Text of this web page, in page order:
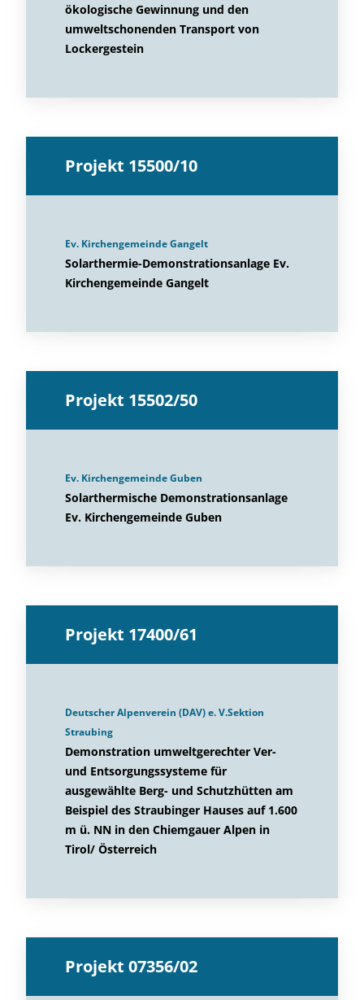
ökologische Gewinnung und den
umweltschonenden Transport von
Lockergestein
Projekt 15500/10
Ev. Kirchengemeinde Gangelt
Solarthermie-Demonstrationsanlage Ev.
Kirchengemeinde Gangelt
Projekt 15502/50
Ev. Kirchengemeinde Guben
Solarthermische Demonstrationsanlage
Ev. Kirchengemeinde Guben
Projekt 17400/61
Deutscher Alpenverein (DAV) e. V.Sektion
Straubing
Demonstration umweltgerechter Ver-
und Entsorgungssysteme für
ausgewählte Berg- und Schutzhütten am
Beispiel des Straubinger Hauses auf 1.600
m ü. NN in den Chiemgauer Alpen in
Tirol/ Österreich
Projekt 07356/02